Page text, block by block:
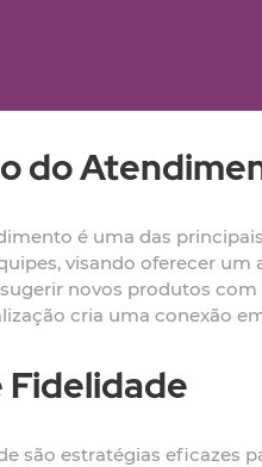
do
é uma das
visando oferecer
novos produtos
cria uma conexão
Fidelidade
são estratégias eficazes